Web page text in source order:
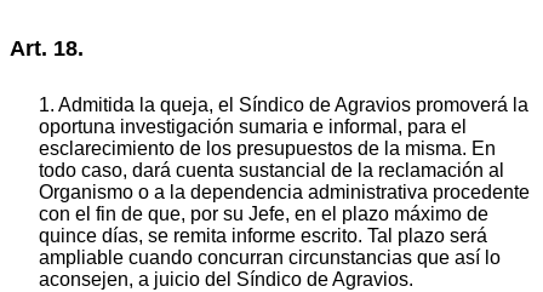
Art. 18.
1. Admitida la queja, el Síndico de Agravios promoverá la
oportuna investigación sumaria e informal, para el
esclarecimiento de los presupuestos de la misma. En
todo caso, dará cuenta sustancial de la reclamación al
Organismo o a la dependencia administrativa procedente
con el fin de que, por su Jefe, en el plazo máximo de
quince días, se remita informe escrito. Tal plazo será
ampliable cuando concurran circunstancias que así lo
aconsejen, a juicio del Síndico de Agravios.